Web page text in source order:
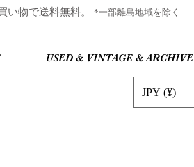
い物で送料無料。 *一部離島地域を除く
USED & VINTAGE & ARCHIVE
JPY (¥)